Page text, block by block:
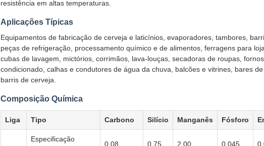
resistência em altas temperaturas.
Aplicações Típicas
Equipamentos de fabricação de cerveja e laticínios, evaporadores, tambores,
peças de refrigeração, processamento químico e de alimentos, ferragens para
cubas de lavagem, mictórios, corrimãos, lava-louças, secadoras de roupas,
condicionado, calhas e condutores de água da chuva, balcões e vitrines, bares
barris de cerveja.
Composição Química
Liga Tipo Carbono Silício Manganês Fósforo
Especificação
0,08 0,75 2,00 0,045